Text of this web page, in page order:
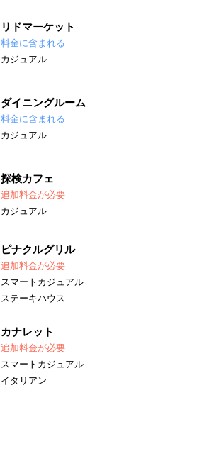
リドマーケット
料金に含まれる
カジュアル
ダイニングルーム
料金に含まれる
カジュアル
探検カフェ
追加料金が必要
カジュアル
ピナクルグリル
追加料金が必要
スマートカジュアル
ステーキハウス
カナレット
追加料金が必要
スマートカジュアル
イタリアン